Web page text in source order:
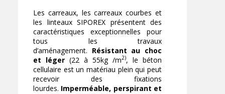
Les carreaux, les carreaux courbes et
les linteaux SIPOREX présentent des
caractéristiques exceptionnelles pour
tous les travaux
d’aménagement. Résistant au choc
et léger (22 à 55kg /m2), le béton
cellulaire est un matériau plein qui peut
recevoir des fixations
lourdes. Imperméable, perspirant et